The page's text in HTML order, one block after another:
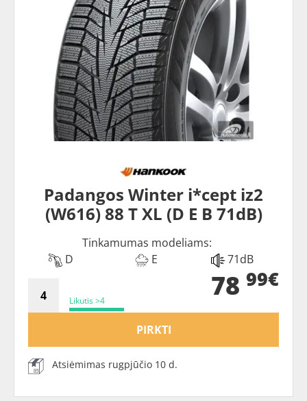
Padangos Winter i*cept iz2
(W616) 88 T XL (D E B 71dB)
Tinkamumas modeliams:
D
E 71dB
Likutis >4 78 99€
PIRKTI
Atsiėmimas rugpjūčio 10 d.